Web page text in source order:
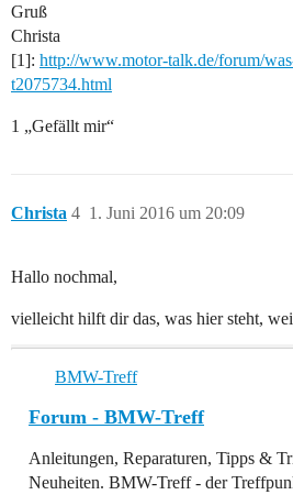
Gruß
Christa
[1]: http://www.motor-talk.de/forum/
t2075734.html
1 „Gefällt mir“
Christa 1. Juni 2016 um 20:09
4
Hallo nochmal,
vielleicht hilft dir das, was hier steht,
BMW-Treff
Forum - BMW-Treff
Anleitungen, Reparaturen, Tipps &
Neuheiten. BMW-Treff - der